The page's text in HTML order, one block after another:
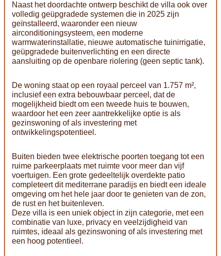
Naast het doordachte ontwerp beschikt de villa ook over
volledig geüpgradede systemen die in 2025 zijn
geïnstalleerd, waaronder een nieuw
airconditioningsysteem, een moderne
warmwaterinstallatie, nieuwe automatische tuinirrigatie,
geüpgradede buitenverlichting en een directe
aansluiting op de openbare riolering (geen septic tank).
De woning staat op een royaal perceel van 1.757 m²,
inclusief een extra bebouwbaar perceel, dat de
mogelijkheid biedt om een tweede huis te bouwen,
waardoor het een zeer aantrekkelijke optie is als
gezinswoning of als investering met
ontwikkelingspotentieel.
Buiten bieden twee elektrische poorten toegang tot een
ruime parkeerplaats met ruimte voor meer dan vijf
voertuigen. Een grote gedeeltelijk overdekte patio
completeert dit mediterrane paradijs en biedt een ideale
omgeving om het hele jaar door te genieten van de zon,
de rust en het buitenleven.
Deze villa is een uniek object in zijn categorie, met een
combinatie van luxe, privacy en veelzijdigheid van
ruimtes, ideaal als gezinswoning of als investering met
een hoog potentieel.